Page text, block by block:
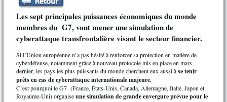
Les sept principales puissances économiques du monde
membres du G7, vont mener une simulation de
cyberattaque transfrontalière visant le secteur financier.
Si l’Union européenne n’a pas hésité à renforcer sa protection en matière de
cyberdéfense, notamment grâce à nouveau protocole mis en place en mars
dernier, les pays les plus puissants du monde cherchent eux aussi àse tenir
prêts en cas de cyberattaque internationale majeure.
C’est pourquoi le G7 (France, États-Unis, Canada, Allemagne, Italie, Japon et
Royaume-Uni) organiseune simulation de grande envergure prévue pour le